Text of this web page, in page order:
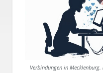
Verbindungen in